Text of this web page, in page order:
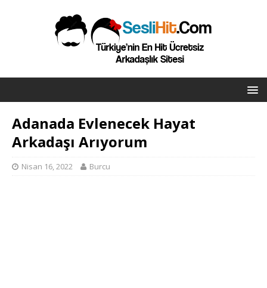
Adanada Evlenecek Hayat
Arkadaşı Arıyorum
Nisan 16, 2022 Burcu